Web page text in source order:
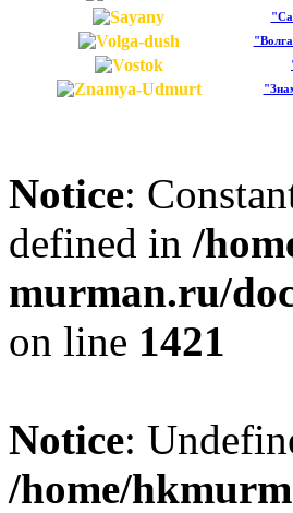
Notice:
defined in /
murman.ru/
on line 1421
Notice:
/home/